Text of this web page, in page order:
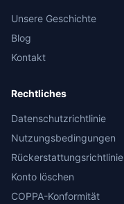
Unsere Geschichte
Blog
Kontakt
Rechtliches
Datenschutzrichtlinie
Nutzungsbedingungen
Rückerstattungsrichtlinie
Konto löschen
COPPA-Konformität